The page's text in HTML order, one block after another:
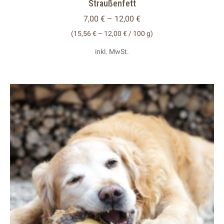
können
auf
der
gewählt
werden
Straußenfett
7,00 € – 12,00 €
(15,56€ – 12,00 € / 100 g)
inkl. MwSt.